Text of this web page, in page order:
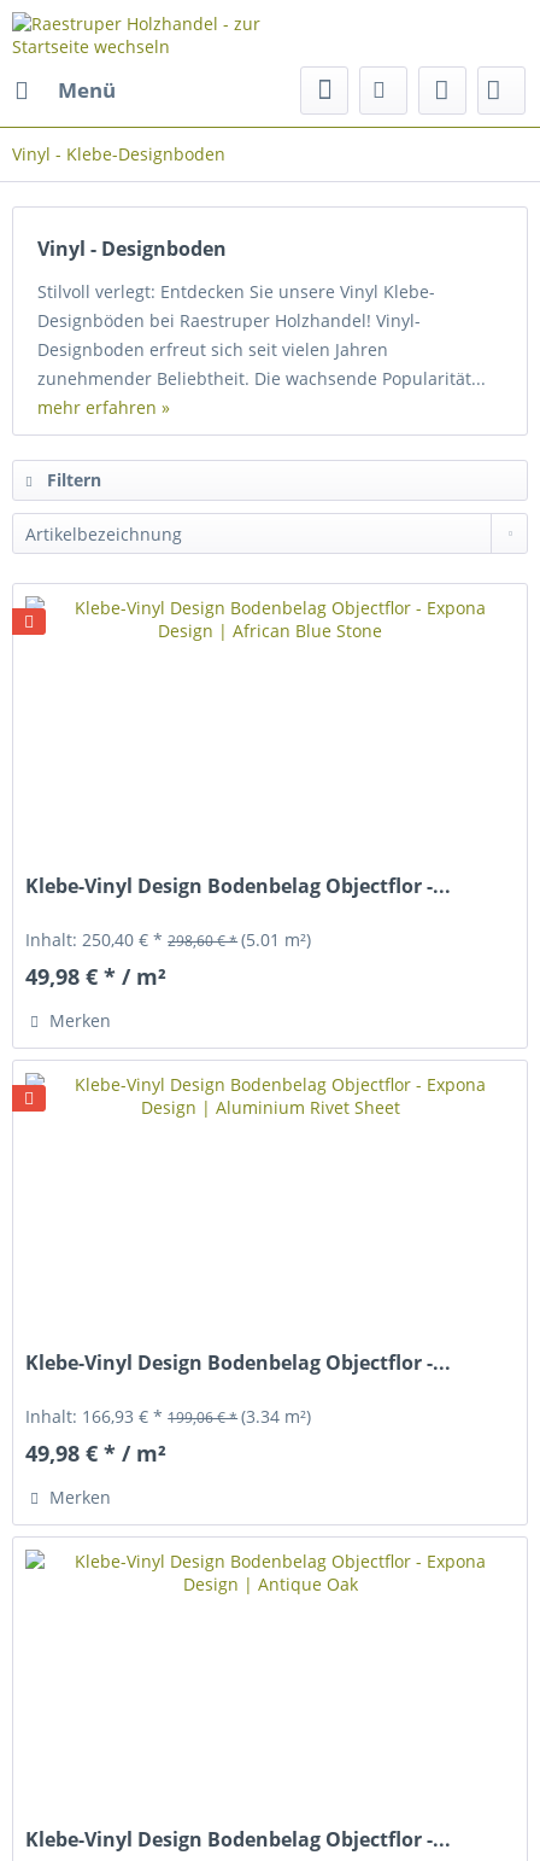
Menü
Vinyl - Klebe-Designboden
Vinyl - Designboden
Stilvoll verlegt: Entdecken Sie unsere Vinyl Klebe-
Designböden bei Raestruper Holzhandel! Vinyl-
Designboden erfreut sich seit vielen Jahren
zunehmender Beliebtheit. Die wachsende Popularität...
mehr erfahren »
Filtern
Klebe-Vinyl Design Bodenbelag Objectflor -...
Inhalt:250,40 € *298,60 € *(5.01 m²)
49,98 € * / m²
Merken
Klebe-Vinyl Design Bodenbelag Objectflor -...
Inhalt: 166,93 € *199,06 € *(3.34 m²)
49,98 € * / m²
Merken
Klebe-Vinyl Design Bodenbelag Objectflor -...